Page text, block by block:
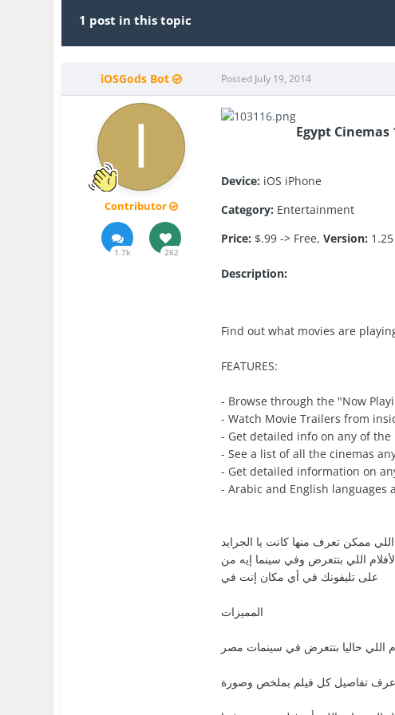
1 post in this topic
iOSGods Bot
Contributor
1.7k 262
Posted July 19, 2014
Egypt Cinemas
Device: iOS iPhone
Category: Entertainment
Price: $.99 -> Free,Version:
Description:
Find out what movies are
FEATURES:
- Browse through the "Now
- Watch Movie Trailers from
- Get detailed info on any of
- See a list of all the cinemas
- Get detailed information on
- Arabic and English
ممكن تعرف منها كانت يا الجرايد
اللي بتتعرض وفي سينما إيه من
على تليفونك في أي مكان إنت في
المميزات
اللي حاليا بتتعرض في سينمات مصر
تفاصيل كل فيلم بملخص وصورة